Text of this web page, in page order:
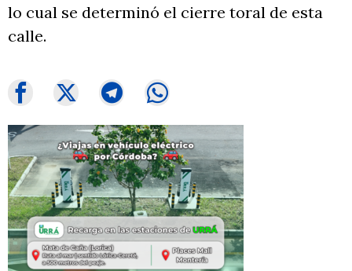
lo cual se determinó el cierre toral de esta
calle.